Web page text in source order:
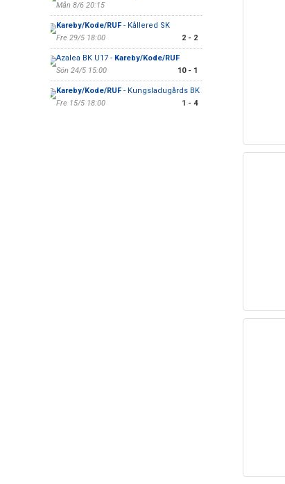
Mån 8/6 20:15
Kareby/Kode/RUF- Kållered SK
Fre 29/5 18:00
2 - 2
Azalea BK U17 - Kareby/Kode/RUF
Sön 24/5 15:00
10 - 1
Kareby/Kode/RUF- Kungsladugårds BK
Fre 15/5 18:00
1 - 4